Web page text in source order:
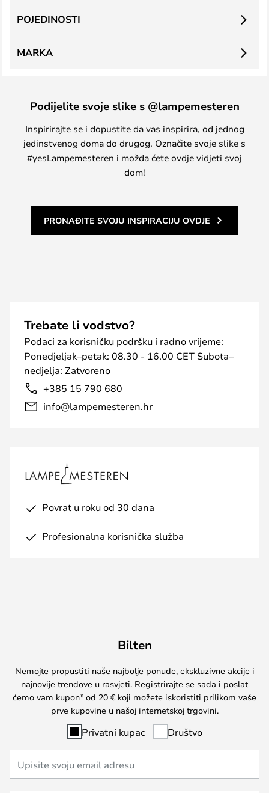
POJEDINOSTI
MARKA
Podijelite svoje slike s @lampemesteren
Inspirirajte se i dopustite da vas inspirira, od jednog
jedinstvenog doma do drugog. Označite svoje slike s
#yesLampemesteren i možda ćete ovdje vidjeti svoj
dom!
PRONAĐITE SVOJU INSPIRACIJU OVDJE
Trebate li vodstvo?
Podaci za korisničku podršku i radno vrijeme:
Ponedjeljak–petak: 08.30 - 16.00 CET Subota–
nedjelja: Zatvoreno
+385 15 790 680
info@lampemesteren.hr
Povrat u roku od 30 dana
Profesionalna korisnička služba
Bilten
Nemojte propustiti naše najbolje ponude, ekskluzivne akcije i
najnovije trendove u rasvjeti. Registrirajte se sada i poslat
ćemo vam kupon* od 20 € koji možete iskoristiti prilikom vaše
prve kupovine u našoj internetskoj trgovini.
Privatni kupac Društvo